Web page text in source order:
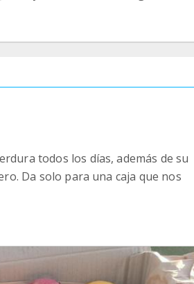
todos los días, además de su
Da solo para una caja que nos